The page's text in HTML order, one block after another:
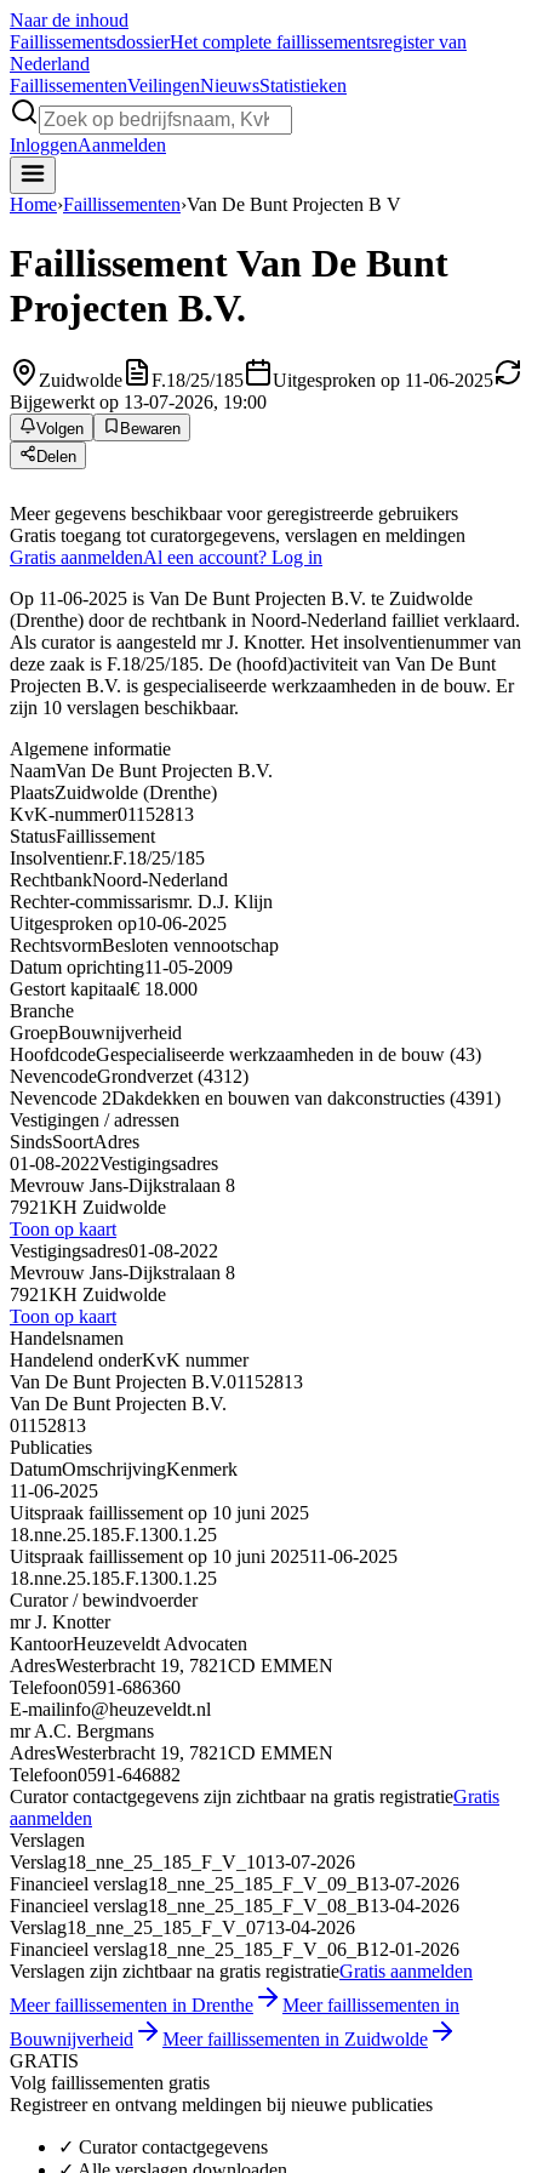
Naar de inhoud
FaillissementsdossierHet complete faillissementsregister van
Nederland
FaillissementenVeilingenNieuwsStatistieken
InloggenAanmelden
Home›Faillissementen›Van De Bunt Projecten B V
FaillissementVan De Bunt
Projecten B.V.
Zuidwolde F.18/25/185
Uitgesproken op 11-06-2025
Bijgewerkt op 13-07-2026, 19:00
Volgen
Bewaren
Delen
Meer gegevens beschikbaar voor geregistreerde gebruikers
Gratis toegang tot curatorgegevens, verslagen en meldingen
Gratis aanmeldenAl een account? Log in
Op 11-06-2025 is Van De Bunt Projecten B.V. te Zuidwolde
(Drenthe) door de rechtbank in Noord-Nederland failliet verklaard.
Als curator is aangesteld mr J. Knotter. Het insolventienummer van
deze zaak is F.18/25/185. De (hoofd)activiteit van Van De Bunt
Projecten B.V. is gespecialiseerde werkzaamheden in de bouw. Er
zijn 10 verslagen beschikbaar.
Algemene informatie
NaamVan De Bunt Projecten B.V.
PlaatsZuidwolde (Drenthe)
KvK-nummer01152813
StatusFaillissement
Insolventienr.F.18/25/185
RechtbankNoord-Nederland
Rechter-commissarismr. D.J. Klijn
Uitgesproken op10-06-2025
RechtsvormBesloten vennootschap
Datum oprichting11-05-2009
Gestort kapitaal€ 18.000
Branche
GroepBouwnijverheid
HoofdcodeGespecialiseerde werkzaamheden in de bouw (43)
NevencodeGrondverzet (4312)
Nevencode 2Dakdekken en bouwen van dakconstructies (4391)
Vestigingen / adressen
SindsSoortAdres
01-08-2022Vestigingsadres
Mevrouw Jans-Dijkstralaan 8
7921KH Zuidwolde
Toon op kaart
Vestigingsadres01-08-2022
Mevrouw Jans-Dijkstralaan 8
7921KH Zuidwolde
Toon op kaart
Handelsnamen
Handelend onderKvK nummer
Van De Bunt Projecten B.V.01152813
Van De Bunt Projecten B.V.
01152813
Publicaties
DatumOmschrijvingKenmerk
11-06-2025
Uitspraak faillissement op 10 juni 2025
18.nne.25.185.F.1300.1.25
Uitspraak faillissement op 10 juni 202511-06-2025
18.nne.25.185.F.1300.1.25
Curator / bewindvoerder
mr J. Knotter
KantoorHeuzeveldt Advocaten
AdresWesterbracht 19, 7821CD EMMEN
Telefoon0591-686360
E-mailinfo@heuzeveldt.nl
mr A.C. Bergmans
AdresWesterbracht 19, 7821CD EMMEN
Telefoon0591-646882
Curator contactgegevens zijn zichtbaar na gratis registratieGratis
aanmelden
Verslagen
Verslag18_nne_25_185_F_V_1013-07-2026
Financieel verslag18_nne_25_185_F_V_09_B13-07-2026
Financieel verslag18_nne_25_185_F_V_08_B13-04-2026
Verslag18_nne_25_185_F_V_0713-04-2026
Financieel verslag18_nne_25_185_F_V_06_B12-01-2026
Verslagen zijn zichtbaar na gratis registratieGratis aanmelden
Meer faillissementen in Drenthe
Meer faillissementen in
Bouwnijverheid
Meer faillissementen in Zuidwolde
GRATIS
Volg faillissementen gratis
Registreer en ontvang meldingen bij nieuwe publicaties
✓ Curator contactgegevens